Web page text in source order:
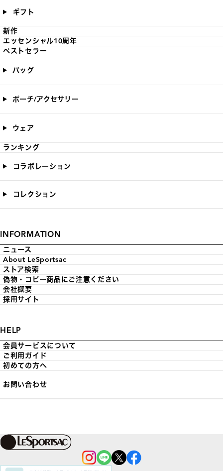
ギフト
新作
エッセンシャル10周年
ベストセラー
バッグ
ポーチ/アクセサリー
ウェア
ランキング
コラボレーション
コレクション
INFORMATION
ニュース
About LeSportsac
ストア検索
偽物・コピー商品にご注意ください
会社概要
採用サイト
HELP
会員サービスについて
ご利用ガイド
初めての方へ
お問い合わせ